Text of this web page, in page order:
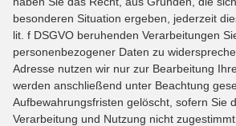
besonderen Situation ergeben, jederzeit
lit. f DSGVO beruhenden Verarbeitungen
personenbezogener Daten zu
Adresse nutzen wir nur zur Bearbeitung
werden anschließend unter Beachtung
Aufbewahrungsfristen gelöscht, sofern Sie
Verarbeitung und Nutzung nicht zugestimmt